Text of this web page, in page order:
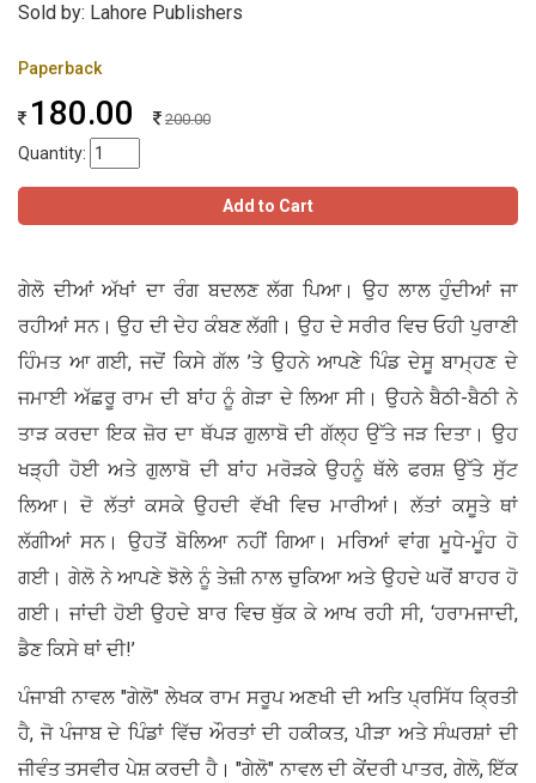
Sold by: Lahore Publishers
Paperback
180.00 200.00
Quantity:
Add to Cart
ਗੇਲੋ ਦੀਆਂ ਅੱਖਾਂ ਦਾ ਰੰਗ ਬਦਲਣ ਲੱਗ ਪਿਆ। ਉਹ ਲਾਲ ਹੁੰਦੀਆਂ ਜਾ
ਰਹੀਆਂ ਸਨ। ਉਹ ਦੀ ਦੇਹ ਕੰਬਣ ਲੱਗੀ। ਉਹ ਦੇ ਸਰੀਰ ਵਿਚ ਓਹੀ ਪੁਰਾਣੀ
ਹਿੰਮਤ ਆ ਗਈ, ਜਦੋਂ ਕਿਸੇ ਗੱਲ ’ਤੇ ਉਹਨੇ ਆਪਣੇ ਪਿੰਡ ਦੇਸੂ ਬਾਮ੍ਹਣ ਦੇ
ਜਮਾਈ ਅੱਛਰੂ ਰਾਮ ਦੀ ਬਾਂਹ ਨੂੰ ਗੇੜਾ ਦੇ ਲਿਆ ਸੀ। ਉਹਨੇ ਬੈਠੀ-ਬੈਠੀ ਨੇ
ਤਾੜ ਕਰਦਾ ਇਕ ਜ਼ੋਰ ਦਾ ਥੱਪੜ ਗੁਲਾਬੋ ਦੀ ਗੱਲ੍ਹ ਉੱਤੇ ਜੜ ਦਿਤਾ। ਉਹ
ਖੜ੍ਹੀ ਹੋਈ ਅਤੇ ਗੁਲਾਬੋ ਦੀ ਬਾਂਹ ਮਰੋੜਕੇ ਉਹਨੂੰ ਥੱਲੇ ਫਰਸ਼ ਉੱਤੇ ਸੁੱਟ
ਲਿਆ। ਦੋ ਲੱਤਾਂ ਕਸਕੇ ਉਹਦੀ ਵੱਖੀ ਵਿਚ ਮਾਰੀਆਂ। ਲੱਤਾਂ ਕਸੂਤੇ ਥਾਂ
ਲੱਗੀਆਂ ਸਨ। ਉਹਤੋਂ ਬੋਲਿਆ ਨਹੀਂ ਗਿਆ। ਮਰਿਆਂ ਵਾਂਗ ਮੂਧੇ-ਮੂੰਹ ਹੋ
ਗਈ। ਗੇਲੋ ਨੇ ਆਪਣੇ ਝੋਲੇ ਨੂੰ ਤੇਜ਼ੀ ਨਾਲ ਚੁਕਿਆ ਅਤੇ ਉਹਦੇ ਘਰੋਂ ਬਾਹਰ ਹੋ
ਗਈ। ਜਾਂਦੀ ਹੋਈ ਉਹਦੇ ਬਾਰ ਵਿਚ ਥੁੱਕ ਕੇ ਆਖ ਰਹੀ ਸੀ, ‘ਹਰਾਮਜਾਦੀ,
ਡੈਣ ਕਿਸੇ ਥਾਂ ਦੀ!’
ਪੰਜਾਬੀ ਨਾਵਲ "ਗੇਲੋ" ਲੇਖਕ ਰਾਮ ਸਰੂਪ ਅਣਖੀ ਦੀ ਅਤਿ ਪ੍ਰਸਿੱਧ ਕ੍ਰਿਤੀ
ਹੈ, ਜੋ ਪੰਜਾਬ ਦੇ ਪਿੰਡਾਂ ਵਿੱਚ ਔਰਤਾਂ ਦੀ ਹਕੀਕਤ, ਪੀੜਾ ਅਤੇ ਸੰਘਰਸ਼ਾਂ ਦੀ
ਜੀਵੰਤ ਤਸਵੀਰ ਪੇਸ਼ ਕਰਦੀ ਹੈ। "ਗੇਲੋ" ਨਾਵਲ ਦੀ ਕੇਂਦਰੀ ਪਾਤਰ, ਗੇਲੋ, ਇੱਕ